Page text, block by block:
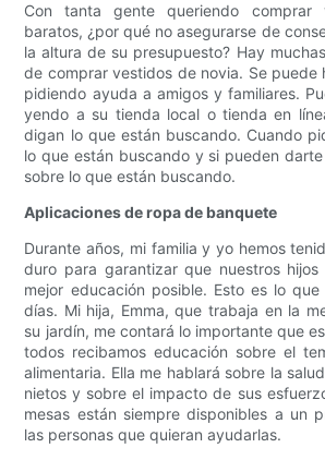
Con tanta gente queriendo comprar
baratos, ¿por qué no asegurarse de
la altura de su presupuesto? Hay
de comprar vestidos de novia. Se puede
pidiendo ayuda a amigos y familiares.
yendo a su tienda local o tienda en
digan lo que están buscando. Cuando
lo que están buscando y si pueden
sobre lo que están buscando.
Aplicaciones de ropa de banquete
Durante años, mi familia y yo hemos
duro para garantizar que nuestros
mejor educación posible. Esto es lo
días. Mi hija, Emma, ​​que trabaja en la
su jardín, me contará lo importante que
todos recibamos educación sobre el
alimentaria. Ella me hablará sobre la
nietos y sobre el impacto de sus
mesas están siempre disponibles a un
las personas que quieran ayudarlas.